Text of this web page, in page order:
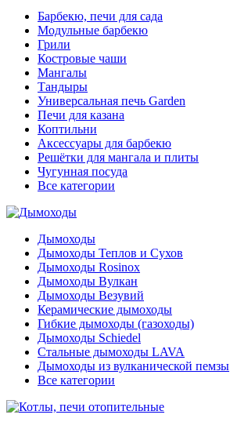
Барбекю, печи для сада
Модульные барбекю
Грили
Костровые чаши
Мангалы
Тандыры
Универсальная печь Garden
Печи для казана
Коптильни
Аксессуары для барбекю
Решётки для мангала и плиты
Чугунная посуда
Все категории
Дымоходы
Дымоходы Теплов и Сухов
Дымоходы Rosinox
Дымоходы Вулкан
Дымоходы Везувий
Керамические дымоходы
Гибкие дымоходы (газоходы)
Дымоходы Schiedel
Стальные дымоходы LAVA
Дымоходы из вулканической пемзы
Все категории